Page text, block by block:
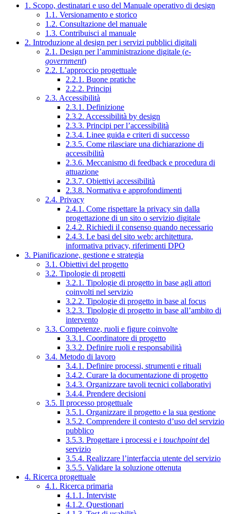
1. Scopo, destinatari e uso del Manuale operativo di design
1.1. Versionamento e storico
1.2. Consultazione del manuale
1.3. Contribuisci al manuale
2. Introduzione al design per i servizi pubblici digitali
2.1. Design per l’amministrazione digitale (e-
government)
2.2. L’approccio progettuale
2.2.1. Buone pratiche
2.2.2. Principi
2.3. Accessibilità
2.3.1. Definizione
2.3.2. Accessibilità by design
2.3.3. Principi per l’accessibilità
2.3.4. Linee guida e criteri di successo
2.3.5. Come rilasciare una dichiarazione di
accessibilità
2.3.6. Meccanismo di feedback e procedura di
attuazione
2.3.7. Obiettivi accessibilità
2.3.8. Normativa e approfondimenti
2.4. Privacy
2.4.1. Come rispettare la privacy sin dalla
progettazione di un sito o servizio digitale
2.4.2. Richiedi il consenso quando necessario
2.4.3. Le basi del sito web: architettura,
informativa privacy, riferimenti DPO
3. Pianificazione, gestione e strategia
3.1. Obiettivi del progetto
3.2. Tipologie di progetti
3.2.1. Tipologie di progetto in base agli attori
coinvolti nel servizio
3.2.2. Tipologie di progetto in base al focus
3.2.3. Tipologie di progetto in base all’ambito di
intervento
3.3. Competenze, ruoli e figure coinvolte
3.3.1. Coordinatore di progetto
3.3.2. Definire ruoli e responsabilità
3.4. Metodo di lavoro
3.4.1. Definire processi, strumenti e rituali
3.4.2. Curare la documentazione di progetto
3.4.3. Organizzare tavoli tecnici collaborativi
3.4.4. Prendere decisioni
3.5. Il processo progettuale
3.5.1. Organizzare il progetto e la sua gestione
3.5.2. Comprendere il contesto d’uso del servizio
pubblico
3.5.3. Progettare i processi e i touchpointdel
servizio
3.5.4. Realizzare l’interfaccia utente del servizio
3.5.5. Validare la soluzione ottenuta
4. Ricerca progettuale
4.1. Ricerca primaria
4.1.1. Interviste
4.1.2. Questionari